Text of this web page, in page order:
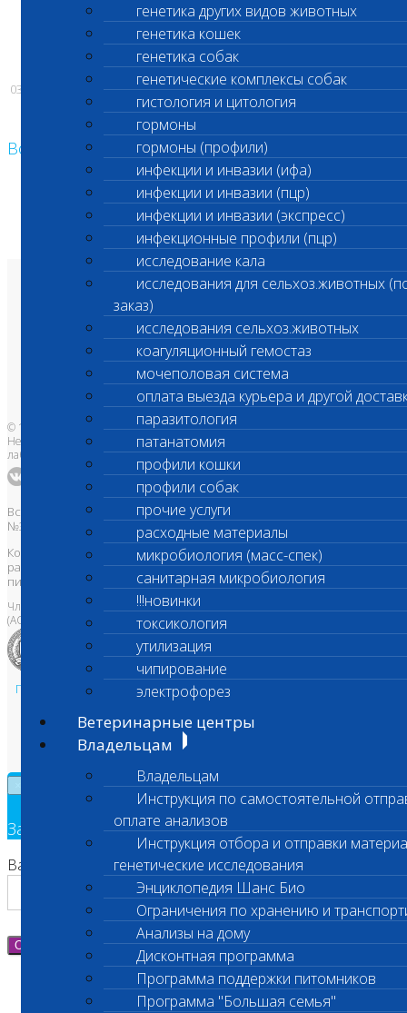
генетика других видов животных
генетика кошек
генетика собак
генетические комплексы собак
гистология и цитология
гормоны
гормоны (профили)
инфекции и инвазии (ифа)
инфекции и инвазии (пцр)
инфекции и инвазии (экспресс)
инфекционные профили (пцр)
исследование кала
исследования для сельхоз.животных
заказ)
исследования сельхоз.животных
коагуляционный гемостаз
мочеполовая система
оплата выезда курьера и другой
паразитология
патанатомия
профили кошки
профили собак
прочие услуги
расходные материалы
микробиология (масс-спек)
санитарная микробиология
!!!новинки
токсикология
утилизация
чипирование
электрофорез
Ветеринарные центры
Владельцам
Владельцам
Инструкция по самостоятельной
оплате анализов
Инструкция отбора и отправки
генетические исследования
Энциклопедия Шанс Био
Ограничения по хранению и
Анализы на дому
Дисконтная программа
Программа поддержки питомников
Программа "Большая семья"
Администрация ООО «Шанс Био»
03.07.2026
Возврат к списку
О лаборатории
Анализы и цены
Ветеринарные центры
Владельцам
Врачам и клиникам
Бланки лаборатории
Банк донорской крови
Адреса лабораторий
© 1996-2026
Независимая ветеринарная
лаборатория Шанс Био
Все права защищены и охраняются законом. Товарный знак
№395740 от 2008 г. ООО "ШАНС БИО"
Копирование, тиражирование, а также использование материалов,
размещенных на сайтеwww.vetlab.ruвозможно только с
письменного разрешения Правообладателя
Член Национальной ветеринарной палаты
(АСРО НВП)
Политика в области персональных данных и конфиденциальности
Техническая поддержка
Заявка на обратный звонок
Ваш номер телефона
Отправить